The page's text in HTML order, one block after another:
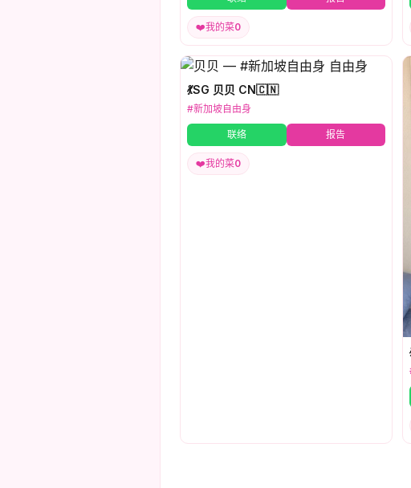
❤️我的菜0
💃SG 贝贝 CN🇨🇳
#新加坡自由身
联络 报告
❤️我的菜0